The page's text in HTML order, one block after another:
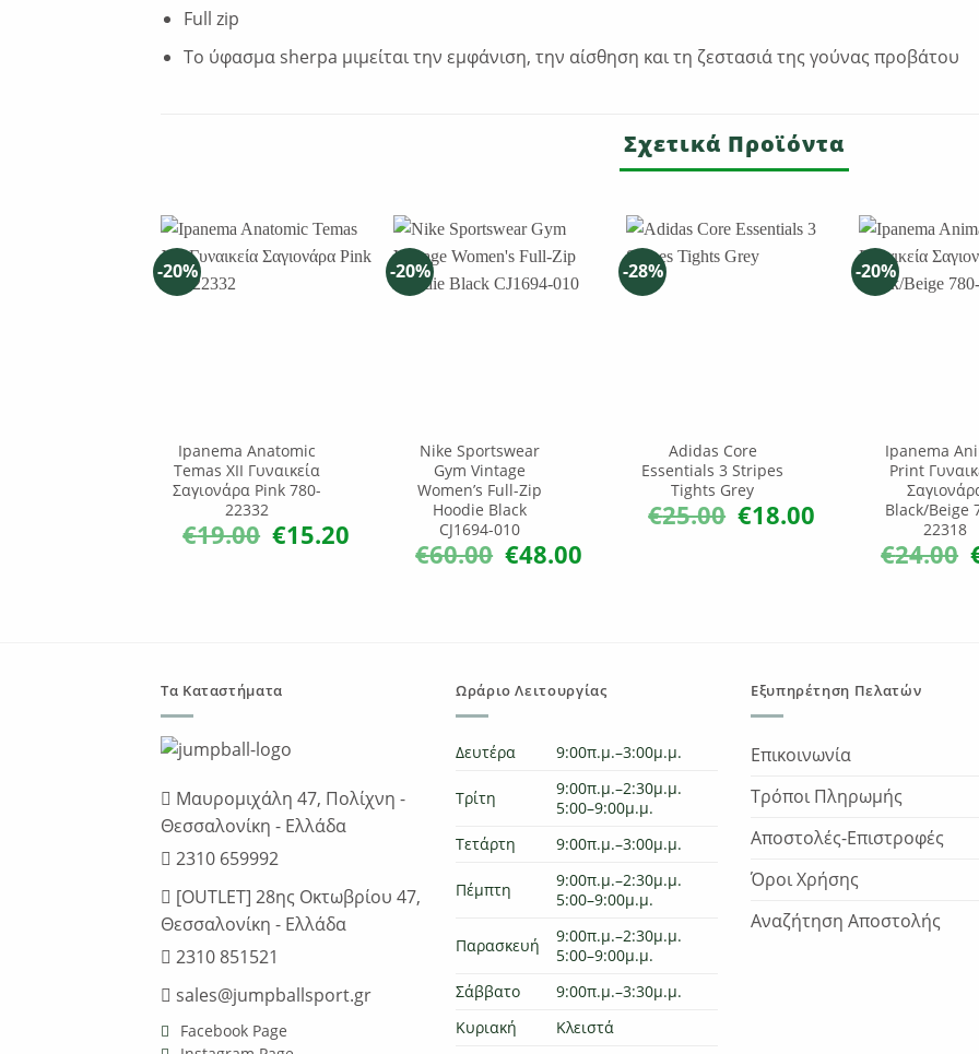
Full zip
Το ύφασμα sherpa μιμείται την εμφάνιση, την αίσθηση και τη ζεστασιά της γούνας προβάτου
Σχετικά Προϊόντα
-20%
Ipanema Anatomic
Temas XII Γυναικεία
Σαγιονάρα Pink 780-
22332
€19.00 Original
price
€15.20Η
τρέχουσα
-20%
Nike Sportswear
Gym Vintage
Women’s Full-Zip
Hoodie Black
CJ1694-010
€60.00 Original
price
€48.00Η
τρέχουσα
-28%
Adidas Core
Essentials 3 Stripes
Tights Grey
€25.00 Original
price
€18.00Η
τρέχουσα
-20%
Ipanema
Print
Black/Beige
22318
€24.00
Τα Καταστήματα
Μαυρομιχάλη 47, Πολίχνη -
Θεσσαλονίκη - Ελλάδα
2310 659992
[OUTLET] 28ης Οκτωβρίου 47,
Θεσσαλονίκη - Ελλάδα
2310 851521
sales@jumpballsport.gr
Facebook Page
Ωράριο Λειτουργίας
Δευτέρα 9:00π.μ.–3:00μ.μ.
Τρίτη
9:00π.μ.–2:30μ.μ.
5:00–9:00μ.μ.
Τετάρτη
9:00π.μ.–3:00μ.μ.
Πέμπτη
9:00π.μ.–2:30μ.μ.
5:00–9:00μ.μ.
Παρασκευή
9:00π.μ.–2:30μ.μ.
5:00–9:00μ.μ.
Σάββατο
9:00π.μ.–3:30μ.μ.
Κυριακή
Κλειστά
Εξυπηρέτηση Πελατών
Επικοινωνία
Τρόποι Πληρωμής
Αποστολές-Επιστροφές
Όροι Χρήσης
Αναζήτηση Αποστολής